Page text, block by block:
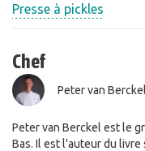
Presse à pickles
Chef
Peter van Berckel
Peter van Berckel est le
Bas. Il est l'auteur du